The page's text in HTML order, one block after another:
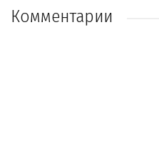
Комментарии